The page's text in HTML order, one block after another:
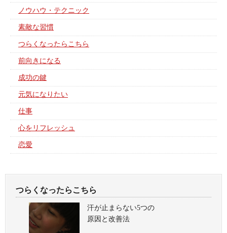
ノウハウ・テクニック
素敵な習慣
つらくなったらこちら
前向きになる
成功の鍵
元気になりたい
仕事
心をリフレッシュ
恋愛
つらくなったらこちら
汗が止まらない5つの
原因と改善法